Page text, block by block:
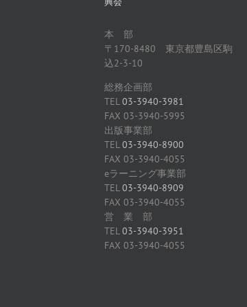
本 部
〒170-8480 東京都豊島区駒
込2-3-10
総務企画部
TEL03-3940-3981
FAX 03-3940-5995
出版事業部
TEL03-3940-8900
FAX 03-3940-4055
eラーニング事業部
TEL03-3940-8909
FAX 03-3940-4055
営 業 部
TEL03-3940-3951
FAX 03-3940-4055